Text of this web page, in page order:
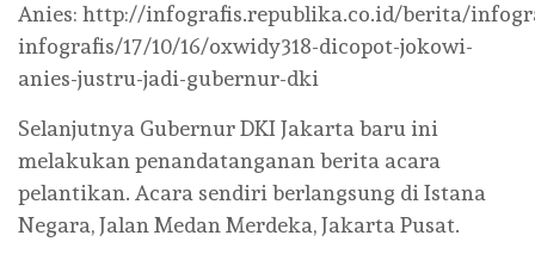
Anies: http://infografis.republika.co.id/berita/
infografis/17/10/16/oxwidy318-dicopot-jokowi-
anies-justru-jadi-gubernur-dki
Selanjutnya Gubernur DKI Jakarta baru ini
melakukan penandatanganan berita acara
pelantikan. Acara sendiri berlangsung di Istana
Negara, Jalan Medan Merdeka, Jakarta Pusat.